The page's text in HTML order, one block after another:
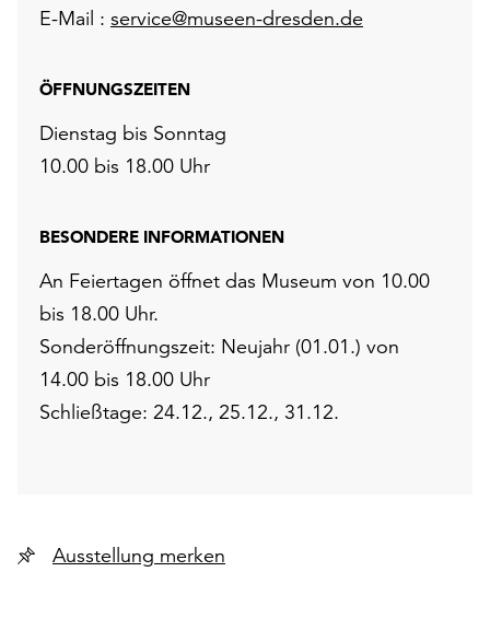
E-Mail : service@museen-dresden.de
ÖFFNUNGSZEITEN
Dienstag bis Sonntag
10.00 bis 18.00 Uhr
BESONDERE INFORMATIONEN
An Feiertagen öffnet das Museum von 10.00
bis 18.00 Uhr.
Sonderöffnungszeit: Neujahr (01.01.) von
14.00 bis 18.00 Uhr
Schließtage: 24.12., 25.12., 31.12.
Ausstellung merken